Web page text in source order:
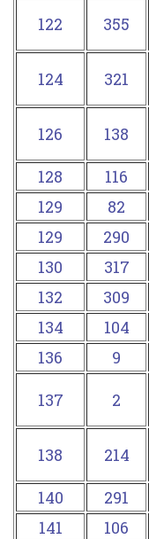
122
355
124
321
126
138
128
116
129
82
129
290
130
317
132
309
134
104
136
9
137
2
138
214
140
291
141
106